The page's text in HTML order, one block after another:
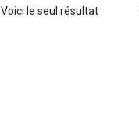
Voici le seul résultat